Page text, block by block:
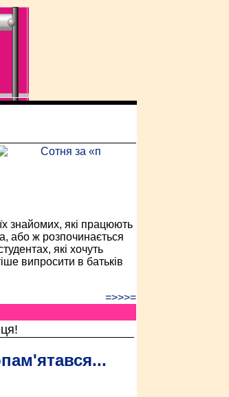
знайомих, які працюють
або ж розпочинається
які хочуть
випросити в батьків
=>>>=